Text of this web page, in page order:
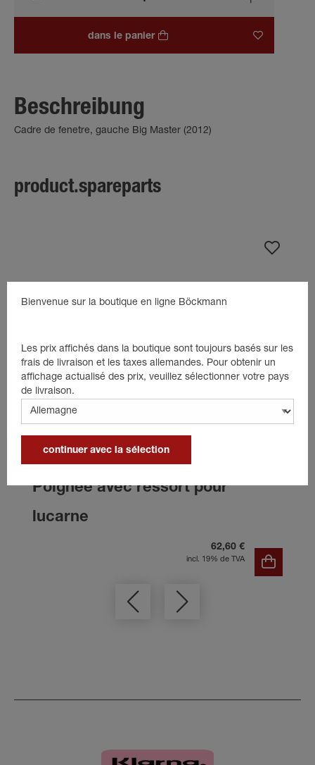
dans le panier
Beschreibung
Cadre de fenetre, gauche Big Master (2012)
product.spareparts
Poignée avec ressort pour
lucarne
62,60 €
incl. 19% de TVA
Bienvenue sur la boutique en ligne Böckmann
Les prix affichés dans la boutique sont toujours basés sur les
frais de livraison et les taxes allemandes. Pour obtenir un
affichage actualisé des prix, veuillez sélectionner votre pays
de livraison.
continuer avec la sélection